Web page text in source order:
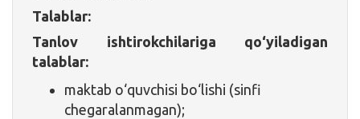
Talablar:
Tanlov ishtirokchilariga qo‘yiladigan
talablar:
maktab o‘quvchisi bo‘lishi (sinfi
chegaralanmagan);